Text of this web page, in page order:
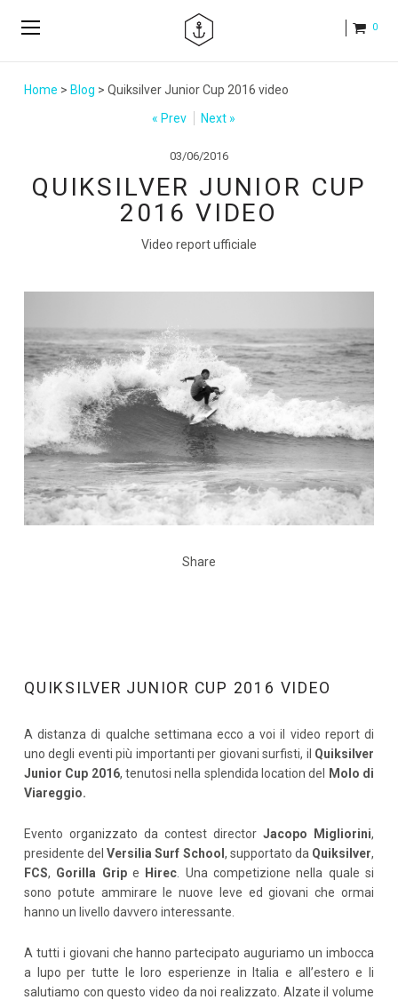
0
Home > Blog > Quiksilver Junior Cup 2016 video
« Prev
Next »
03/06/2016
QUIKSILVER JUNIOR CUP
2016 VIDEO
Video report ufficiale
Share
QUIKSILVER JUNIOR CUP 2016 VIDEO
A distanza di qualche settimana ecco a voi il video report di
uno degli eventi più importanti per giovani surfisti, il Quiksilver
Junior Cup 2016, tenutosi nella splendida location del
Molo di
Viareggio.
Evento organizzato da contest director Jacopo Migliorini,
presidente delVersilia Surf School , supportato da Quiksilver,
FCS, Gorilla Gripe Hirec . Una competizione nella quale si
sono potute ammirare le nuove leve ed giovani che ormai
hanno un livello davvero interessante.
A tutti i giovani che hanno partecipato auguriamo un imbocca
a lupo per tutte le loro esperienze in Italia e all’estero e li
salutiamo con questo video da noi realizzato. Alzate il volume